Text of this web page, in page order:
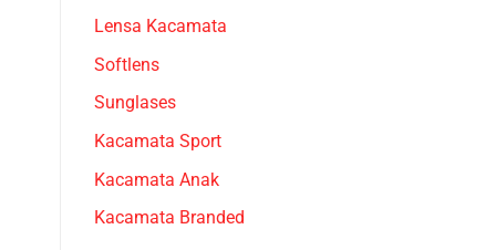
Lensa Kacamata
Softlens
Sunglases
Kacamata Sport
Kacamata Anak
Kacamata Branded